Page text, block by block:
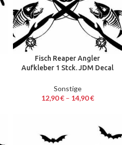
Fisch Reaper Angler
Aufkleber 1 Stck. JDM Decal
Sonstige
12,90€– 14,90€